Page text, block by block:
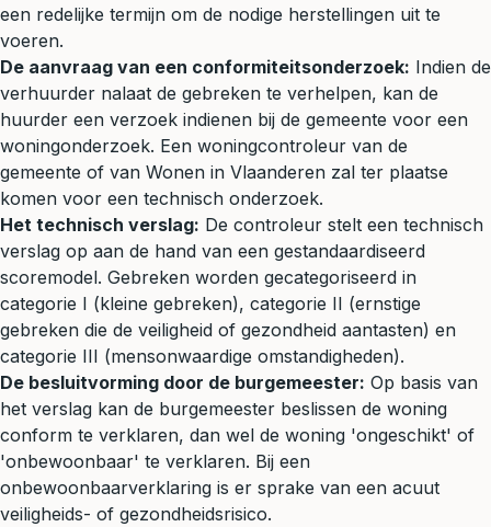
een redelijke termijn om de nodige herstellingen uit te
voeren.
De aanvraag van een conformiteitsonderzoek: Indien de
verhuurder nalaat de gebreken te verhelpen, kan de
huurder een verzoek indienen bij de gemeente voor een
woningonderzoek. Een woningcontroleur van de
gemeente of van Wonen in Vlaanderen zal ter plaatse
komen voor een technisch onderzoek.
Het technisch verslag: De controleur stelt een technisch
verslag op aan de hand van een gestandaardiseerd
scoremodel. Gebreken worden gecategoriseerd in
categorie I (kleine gebreken), categorie II (ernstige
gebreken die de veiligheid of gezondheid aantasten) en
categorie III (mensonwaardige omstandigheden).
De besluitvorming door de burgemeester: Op basis van
het verslag kan de burgemeester beslissen de woning
conform te verklaren, dan wel de woning 'ongeschikt' of
'onbewoonbaar' te verklaren. Bij een
onbewoonbaarverklaring is er sprake van een acuut
veiligheids- of gezondheidsrisico.